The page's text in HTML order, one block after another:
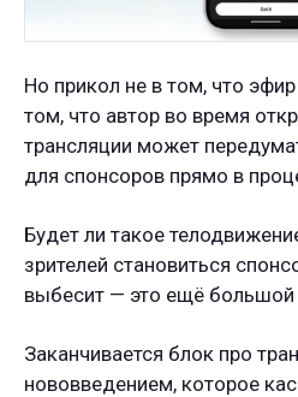
Но прикол не в том, что
том, что автор во время
трансляции может
для спонсоров прямо в
Будет ли такое
зрителей становиться
выбесит — это ещё большой
Заканчивается блок про
нововведением, которое